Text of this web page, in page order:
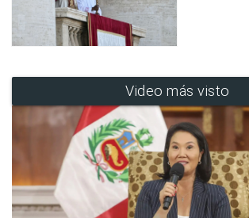
Video más visto